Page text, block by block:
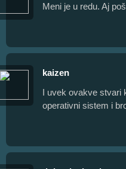
Meni je u redu. Aj
kaizen
I uvek ovakve stvari
operativni sistem i